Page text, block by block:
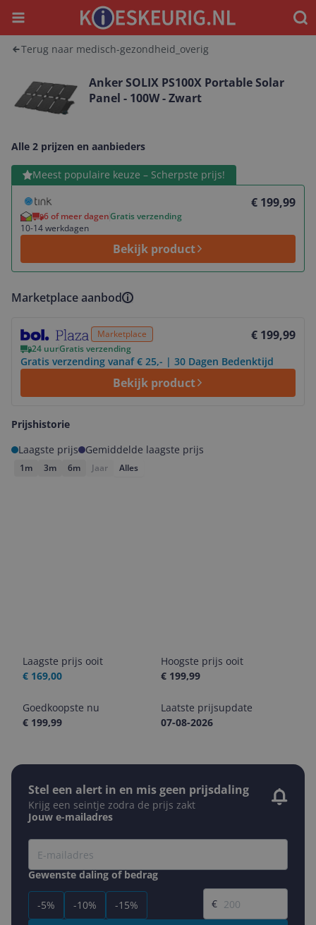
Menu
Terug naar medisch-gezondheid_overig
Anker SOLIX PS100X Portable Solar
Panel - 100W - Zwart
Alle 2 prijzen en aanbieders
Meest populaire keuze – Scherpste prijs!
€ 199,99
6 of meer dagenGratis verzending
10-14 werkdagen
Bekijk product
Bekijk product
Marketplace aanbod
Marketplace € 199,99
24 uurGratis verzending
Gratis verzending vanaf € 25,- | 30 Dagen Bedenktijd
Bekijk product
Prijshistorie
Laagste prijs
Gemiddelde laagste prijs
1m 3m 6m Jaar Alles
Laagste prijs ooit
€ 169,00
Hoogste prijs ooit
€ 199,99
Goedkoopste nu
€ 199,99
Laatste prijsupdate
07-08-2026
Stel een alert in en mis geen prijsdaling
Krijg een seintje zodra de prijs zakt
Jouw e-mailadres
Gewenste daling of bedrag
-5% -10% -15%
Gewenste prijs
€